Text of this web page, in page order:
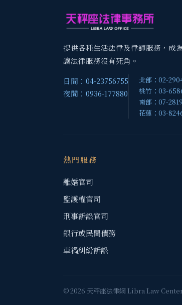
提供各種生活法律及律師服務，成
讓法律服務沒有死角。
日間：04-23756755
夜間：0936-177880
北部：02-
桃竹：03-
南部：07-
花蓮：03-
熱門服務
離婚官司
監護權官司
刑事訴訟官司
銀行或民間債務
車禍糾紛訴訟
© 2026 天秤座法律網 Libra Law